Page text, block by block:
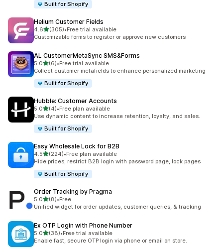
Built for Shopify
Helium Customer Fields
4.6เต็ม 5 ดาว
(305)
ทั้งหมด 305 รีวิว
•Free trial available
Customizable forms to register or approve new customers
AL CustomerMetaSync SMS&Forms
5.0เต็ม 5 ดาว
(6)
ทั้งหมด 6 รีวิว
•Free trial available
Collect customer metafields to enhance personalized marketing
Built for Shopify
Hubble: Customer Accounts
5.0เต็ม 5 ดาว
(4)
ทั้งหมด 4 รีวิว
•Free plan available
Use dynamic content to increase retention, loyalty, and sales.
Built for Shopify
Easy Wholesale Lock for B2B
4.5เต็ม 5 ดาว
(224)
ทั้งหมด 224 รีวิว
•Free plan available
Hide prices, restrict B2B login with password page, lock pages
Built for Shopify
Order Tracking by Pragma
5.0เต็ม 5 ดาว
(8)
ทั้งหมด 8 รีวิว
•Free
Unified widget for order updates, customer queries, & tracking
Ex OTP Login with Phone Number
5.0เต็ม 5 ดาว
(38)
ทั้งหมด 38 รีวิว
•Free trial available
Enable fast, secure OTP login via phone or email on store.